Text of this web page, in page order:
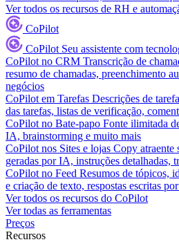
Ver todos os recursos de RH e
CoPilot
CoPilot Seu assistente com
CoPilot no CRM Transcrição de
resumo de chamadas, preenchimento
negócios
CoPilot em Tarefas Descrições de
das tarefas, listas de verificação,
CoPilot no Bate-papo Fonte ilimitada
IA, brainstorming e muito mais
CoPilot nos Sites e lojas Copy atraente
geradas por IA, instruções detalhadas,
CoPilot no Feed Resumos de tópicos,
e criação de texto, respostas escritas
Ver todos os recursos do CoPilot
Ver todas as ferramentas
Preços
Recursos